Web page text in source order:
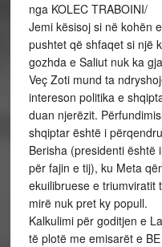
nga KOLEC TRABOINI/
Jemi kësisoj si në kohën
pushtet që shfaqet si një
gozhda e Saliut nuk ka
Veç Zoti mund ta
intereson politika e
duan njerëzit.
shqiptar është i
Berisha (presidenti është
për fajin e tij), ku Meta
ekuilibruese e triumviratit
mirë nuk pret ky popull.
Kalkulimi për goditjen e
të plotë me emisarët e